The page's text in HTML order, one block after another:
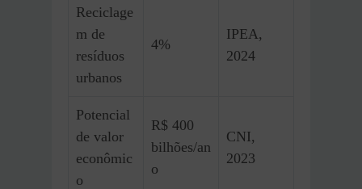
Reciclage
m de
resíduos
urbanos
4%
IPEA,
2024
Potencial
de valor
econômic
o
R$ 400
bilhões/an
o
CNI,
2023